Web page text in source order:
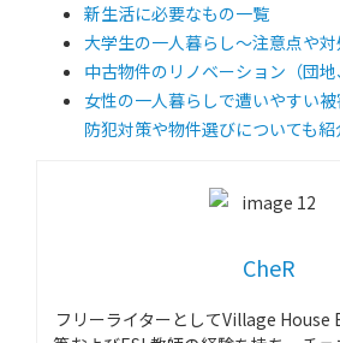
新生活に必要なもの一覧
大学生の一人暮らし～注意点や
中古物件のリノベーション（団地
女性の一人暮らしで遭いやすい
防犯対策や物件選びについても紹
CheR
フリーライターとしてVillage House